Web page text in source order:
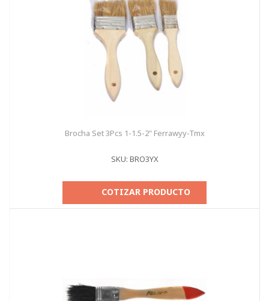
Brocha Set 3Pcs 1-1.5-2" Ferrawyy-Tmx
SKU: BRO3YX
COTIZAR PRODUCTO